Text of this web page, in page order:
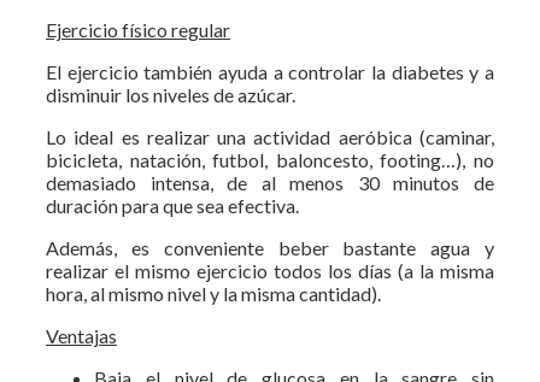
Ejercicio físico regular
El ejercicio también ayuda a controlar la diabetes y a
disminuir los niveles de azúcar.
Lo ideal es realizar una actividad aeróbica (caminar,
bicicleta, natación, futbol, baloncesto, footing…), no
demasiado intensa, de al menos 30 minutos de
duración para que sea efectiva.
Además, es conveniente beber bastante agua y
realizar el mismo ejercicio todos los días (a la misma
hora, al mismo nivel y la misma cantidad).
Ventajas